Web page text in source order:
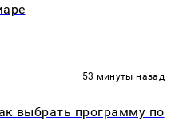
53 минуты назад
выбрать программу по